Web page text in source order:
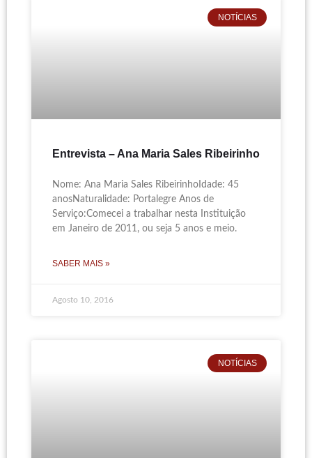
NOTÍCIAS
Entrevista – Ana Maria Sales Ribeirinho
Nome: Ana Maria Sales RibeirinhoIdade: 45
anosNaturalidade: Portalegre Anos de
Serviço:Comecei a trabalhar nesta Instituição
em Janeiro de 2011, ou seja 5 anos e meio.
SABER MAIS »
Agosto 10, 2016
NOTÍCIAS